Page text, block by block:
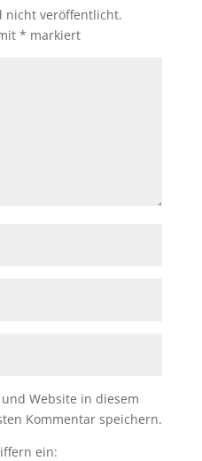
nicht veröffentlicht.
* markiert
Website in diesem
Kommentar speichern.
ein: